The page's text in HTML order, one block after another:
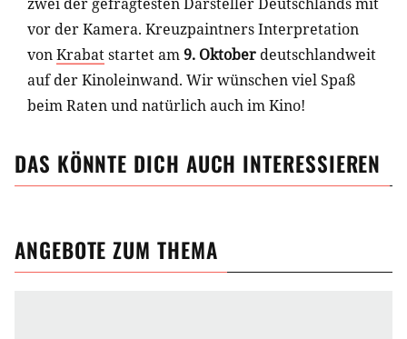
vor der Kamera. Kreuzpaintners Interpretation
vonKrabatstartet am9. Oktober deutschlandweit
auf der Kinoleinwand. Wir wünschen viel Spaß
beim Raten und natürlich auch im Kino!
DAS KÖNNTE DICH AUCH INTERESSIEREN
ANGEBOTE ZUM THEMA